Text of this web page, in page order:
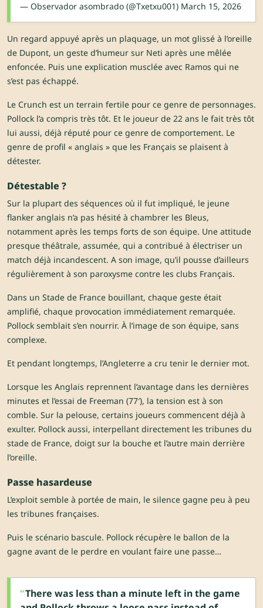
— Observador asombrado (@Txetxu001) March 15, 2026
Un regard appuyé après un plaquage, un mot glissé à l’oreille
de Dupont, un geste d’humeur sur Neti après une mêlée
enfoncée. Puis une explication musclée avec Ramos qui ne
s’est pas échappé.
Le Crunch est un terrain fertile pour ce genre de personnages.
Pollock l’a compris très tôt. Et le joueur de 22 ans le fait très tôt
lui aussi, déjà réputé pour ce genre de comportement. Le
genre de profil « anglais » que les Français se plaisent à
détester.
Détestable ?
Sur la plupart des séquences où il fut impliqué, le jeune
flanker anglais n’a pas hésité à chambrer les Bleus,
notamment après les temps forts de son équipe. Une attitude
presque théâtrale, assumée, qui a contribué à électriser un
match déjà incandescent. A son image, qu’il pousse d’ailleurs
régulièrement à son paroxysme contre les clubs Français.
Dans un Stade de France bouillant, chaque geste était
amplifié, chaque provocation immédiatement remarquée.
Pollock semblait s’en nourrir. À l’image de son équipe, sans
complexe.
Et pendant longtemps, l’Angleterre a cru tenir le dernier mot.
Lorsque les Anglais reprennent l’avantage dans les dernières
minutes et l’essai de Freeman (77′), la tension est à son
comble. Sur la pelouse, certains joueurs commencent déjà à
exulter. Pollock aussi, interpellant directement les tribunes du
stade de France, doigt sur la bouche et l’autre main derrière
l’oreille.
Passe hasardeuse
L’exploit semble à portée de main, le silence gagne peu à peu
les tribunes françaises.
Puis le scénario bascule. Pollock récupère le ballon de la
gagne avant de le perdre en voulant faire une passe…
There was less than a minute left in the game